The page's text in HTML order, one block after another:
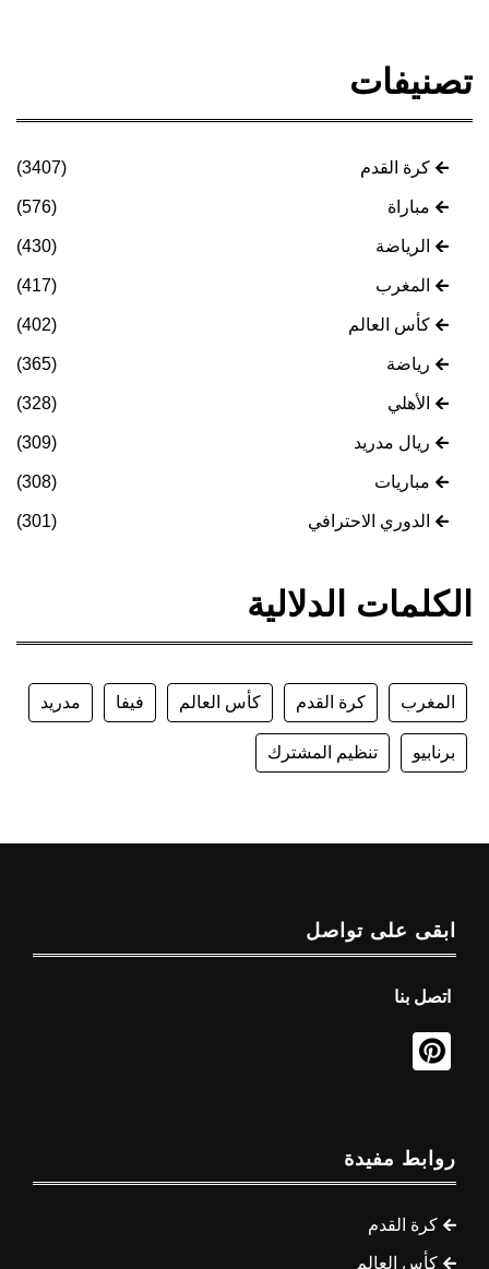
تصنيفات
كرة القدم (3407)
مباراة (576)
الرياضة (430)
المغرب (417)
كأس العالم (402)
رياضة (365)
الأهلي (328)
ريال مدريد (309)
مباريات (308)
الدوري الاحترافي (301)
الكلمات الدلالية
المغرب كرة القدم كأس العالم فيفا مدريد
برنابيو تنظيم المشترك
ابقى على تواصل
اتصل بنا
روابط مفيدة
كرة القدم
كأس العالم